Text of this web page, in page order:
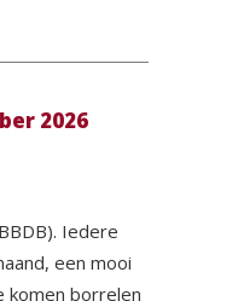
2026
Iedere
een mooi
komen borrelen